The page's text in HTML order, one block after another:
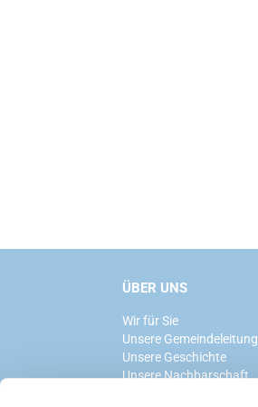
ÜBER UNS
Wir für Sie
Unsere Gemeindeleitung
Unsere Geschichte
Unsere Nachbarschaft